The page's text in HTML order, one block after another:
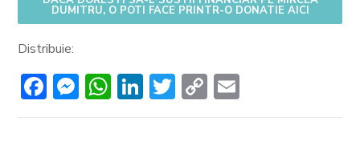
DUMITRU, O POTI FACE PRINTR-O DONATIE AICI
Distribuie:
Facebook
Messenger
WhatsApp
LinkedIn
Twitter
Copy
Link